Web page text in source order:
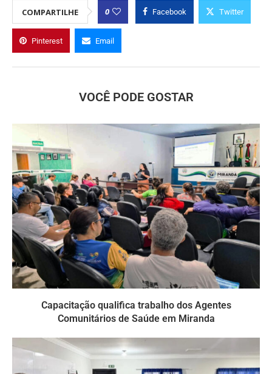
COMPARTILHE 0 Facebook Twitter
Pinterest Email
VOCÊ PODE GOSTAR
Capacitação qualifica trabalho dos Agentes
Comunitários de Saúde em Miranda